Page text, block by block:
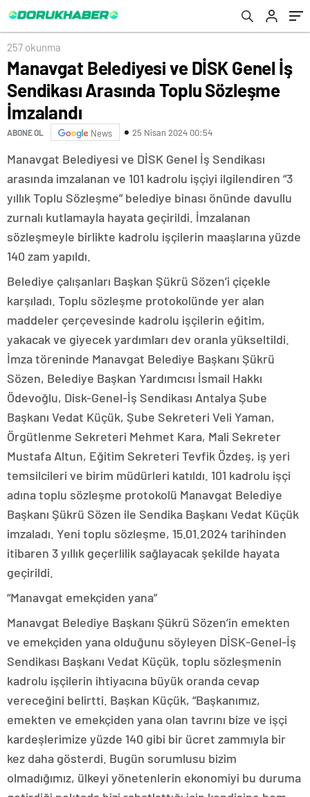
257 okunma
Manavgat Belediyesi ve DİSK Genel İş
Sendikası Arasında Toplu Sözleşme
İmzalandı
ABONE OL News 25 Nisan 2024 00:54
Manavgat Belediyesi ve DİSK Genel İş Sendikası
arasında imzalanan ve 101 kadrolu işçiyi ilgilendiren “3
yıllık Toplu Sözleşme” belediye binası önünde davullu
zurnalı kutlamayla hayata geçirildi. İmzalanan
sözleşmeyle birlikte kadrolu işçilerin maaşlarına yüzde
140 zam yapıldı.
Belediye çalışanları Başkan Şükrü Sözen’i çiçekle
karşıladı. Toplu sözleşme protokolünde yer alan
maddeler çerçevesinde kadrolu işçilerin eğitim,
yakacak ve giyecek yardımları dev oranla yükseltildi.
İmza töreninde Manavgat Belediye Başkanı Şükrü
Sözen, Belediye Başkan Yardımcısı İsmail Hakkı
Ödevoğlu, Disk-Genel-İş Sendikası Antalya Şube
Başkanı Vedat Küçük, Şube Sekreteri Veli Yaman,
Örgütlenme Sekreteri Mehmet Kara, Mali Sekreter
Mustafa Altun, Eğitim Sekreteri Tevfik Özdeş, iş yeri
temsilcileri ve birim müdürleri katıldı. 101 kadrolu işçi
adına toplu sözleşme protokolü Manavgat Belediye
Başkanı Şükrü Sözen ile Sendika Başkanı Vedat Küçük
imzaladı. Yeni toplu sözleşme, 15.01.2024 tarihinden
itibaren 3 yıllık geçerlilik sağlayacak şekilde hayata
geçirildi.
“Manavgat emekçiden yana”
Manavgat Belediye Başkanı Şükrü Sözen’in emekten
ve emekçiden yana olduğunu söyleyen DİSK-Genel-İş
Sendikası Başkanı Vedat Küçük, toplu sözleşmenin
kadrolu işçilerin ihtiyacına büyük oranda cevap
vereceğini belirtti. Başkan Küçük, “Başkanımız,
emekten ve emekçiden yana olan tavrını bize ve işçi
kardeşlerimize yüzde 140 gibi bir ücret zammıyla bir
kez daha gösterdi. Bugün sorumlusu bizim
olmadığımız, ülkeyi yönetenlerin ekonomiyi bu duruma